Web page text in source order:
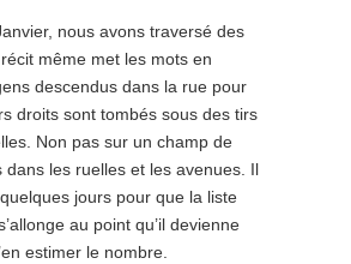
nous avons traversé des
même met les mots en
descendus dans la rue pour
droits sont tombés sous des tirs
Non pas sur un champ de
dans les ruelles et les avenues. Il
jours pour que la liste
au point qu’il devienne
estimer le nombre.